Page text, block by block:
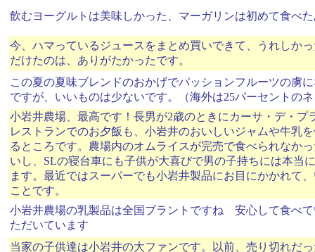
飲むヨーグルトは美味しかった、マーガリンは初めて食べ
今、ハマっているジュースをまとめ買いできて、うれしか
だけたのは、ありがたかったです。
この夏の夏味ブレンドのおかげでパッションフルーツの虜
ですが、いいものは少ないです。（海外は25パーセントの
小岩井農場、最高です！長男が2歳のときにカーサ・デ・
レストランでのお夕飯も、小岩井のおいしいジャムや牛乳
るところです。農場内のオムライスが完売で食べられなか
いし、SLの寝台車にも子供が大喜びで男の子持ちには本当
ます。最近ではスーパーでも小岩井製品にお目にかかれて
ことです。
小岩井農場の乳製品は全国ブラントですね 安心して食べ
ただいています
当家の子供達は小岩井の大ファンです。以前、売り切れだ